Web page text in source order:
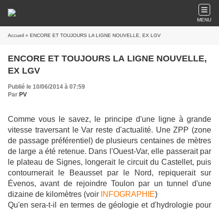
MENU
Accueil » ENCORE ET TOUJOURS LA LIGNE NOUVELLE, EX LGV
ENCORE ET TOUJOURS LA LIGNE NOUVELLE,
EX LGV
Publié le 10/06/2014 à 07:59
Par PV
Comme vous le savez, le principe d'une ligne à grande
vitesse traversant le Var reste d'actualité. Une ZPP (zone
de passage préférentiel) de plusieurs centaines de mètres
de large a été retenue. Dans l'Ouest-Var, elle passerait par
le plateau de Signes, longerait le circuit du Castellet, puis
contournerait le Beausset par le Nord, repiquerait sur
Évenos, avant de rejoindre Toulon par un tunnel d'une
dizaine de kilomètres (voir INFOGRAPHIE)
Qu'en sera-t-il en termes de géologie et d'hydrologie pour